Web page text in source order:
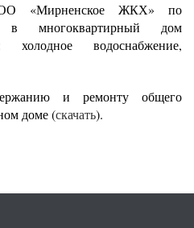
«Мирненское ЖКХ» по
в многоквартирный дом
холодное водоснабжение,
и ремонту общего
доме (скачать).